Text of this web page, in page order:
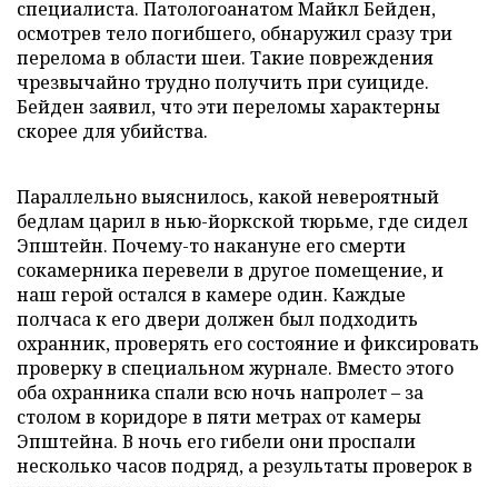
специалиста. Патологоанатом Майкл Бейден,
осмотрев тело погибшего, обнаружил сразу три
перелома в области шеи. Такие повреждения
чрезвычайно трудно получить при суициде.
Бейден заявил, что эти переломы характерны
скорее для убийства.
Параллельно выяснилось, какой невероятный
бедлам царил в нью-йоркской тюрьме, где сидел
Эпштейн. Почему-то накануне его смерти
сокамерника перевели в другое помещение, и
наш герой остался в камере один. Каждые
полчаса к его двери должен был подходить
охранник, проверять его состояние и фиксировать
проверку в специальном журнале. Вместо этого
оба охранника спали всю ночь напролет – за
столом в коридоре в пяти метрах от камеры
Эпштейна. В ночь его гибели они проспали
несколько часов подряд, а результаты проверок в